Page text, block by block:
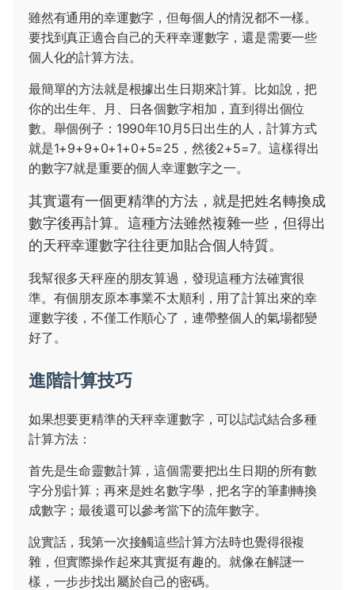
雖然有通用的幸運數字，但每個人的情況都不一樣。
要找到真正適合自己的天秤幸運數字，還是需要一些
個人化的計算方法。
最簡單的方法就是根據出生日期來計算。比如說，把
你的出生年、月、日各個數字相加，直到得出個位
數。舉個例子：1990年10月5日出生的人，計算方式
就是1+9+9+0+1+0+5=25，然後2+5=7。這樣得出
的數字7就是重要的個人幸運數字之一。
其實還有一個更精準的方法，就是把姓名轉換成
數字後再計算。這種方法雖然複雜一些，但得出
的天秤幸運數字往往更加貼合個人特質。
我幫很多天秤座的朋友算過，發現這種方法確實很
準。有個朋友原本事業不太順利，用了計算出來的幸
運數字後，不僅工作順心了，連帶整個人的氣場都變
好了。
進階計算技巧
如果想要更精準的天秤幸運數字，可以試試結合多種
計算方法：
首先是生命靈數計算，這個需要把出生日期的所有數
字分別計算；再來是姓名數字學，把名字的筆劃轉換
成數字；最後還可以參考當下的流年數字。
說實話，我第一次接觸這些計算方法時也覺得很複
雜，但實際操作起來其實挺有趣的。就像在解謎一
樣，一步步找出屬於自己的密碼。